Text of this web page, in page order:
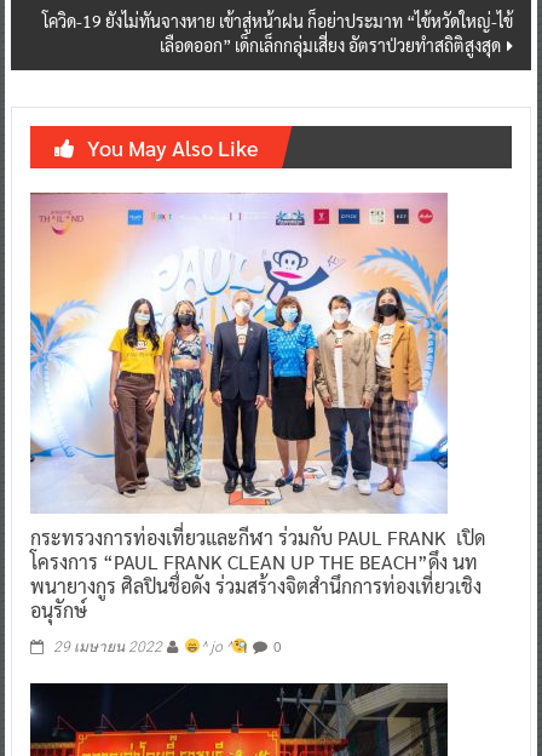
โควิด-19 ยังไม่ทันจางหาย เข้าสู่หน้าฝน ก็อย่าประมาท “ไข้หวัดใหญ่-ไข้
เลือดออก” เด็กเล็กกลุ่มเสี่ยง อัตราป่วยทำสถิติสูงสุด
You May Also Like
กระทรวงการท่องเที่ยวและกีฬา ร่วมกับ PAUL FRANK เปิด
โครงการ “PAUL FRANK CLEAN UP THE BEACH”ดึง นท
พนายางกูร ศิลปินชื่อดัง ร่วมสร้างจิตสำนึกการท่องเที่ยวเชิง
อนุรักษ์
29 เมษายน 2022 ^ jo ^ 0